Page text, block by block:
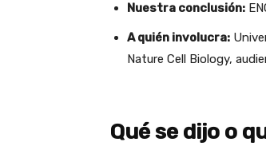
Nuestra conclusión:
A quién involucra:
Nature Cell Biology,
Qué se dijo o